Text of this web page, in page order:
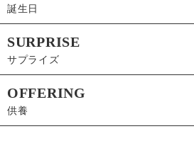
誕生日
SURPRISE
サプライズ
OFFERING
供養